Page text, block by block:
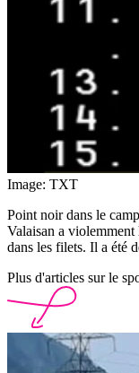
Image: TXT
Point noir dans le
Valaisan a violemment
dans les filets. Il a été
Plus d'articles sur le